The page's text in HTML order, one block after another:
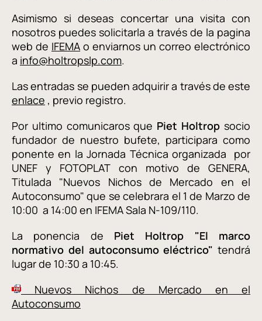
Asimismo si deseas concertar una visita con
nosotros puedes solicitarla a través de la pagina
web de IFEMA o enviarnos un correo electrónico
a info@holtropslp.com.
Las entradas se pueden adquirir a través de este
enlace , previo registro.
Por ultimo comunicaros que Piet Holtrop socio
fundador de nuestro bufete, participara como
ponente en la Jornada Técnica organizada por
UNEF y FOTOPLAT con motivo de GENERA,
Titulada "Nuevos Nichos de Mercado en el
Autoconsumo" que se celebrara el 1 de Marzo de
10:00 a 14:00 en IFEMA Sala N-109/110.
La ponencia de Piet Holtrop "El marco
normativo del autoconsumo eléctrico" tendrá
lugar de 10:30 a 10:45.
Nuevos Nichos de Mercado en el
Autoconsumo